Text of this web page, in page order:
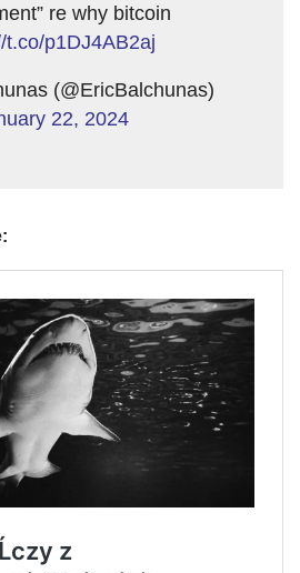
re why bitcoin
t.co/p1DJ4AB2aj
(@EricBalchunas)
22, 2024